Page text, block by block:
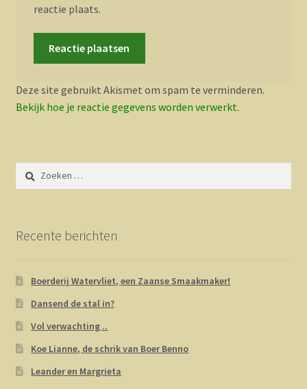
reactie plaats.
Deze site gebruikt Akismet om spam te verminderen.
Bekijk hoe je reactie gegevens worden verwerkt.
Zoeken
naar:
Recente berichten
Boerderij Watervliet, een Zaanse Smaakmaker!
Dansend de stal in?
Vol verwachting ..
Koe Lianne, de schrik van Boer Benno
Leander en Margrieta